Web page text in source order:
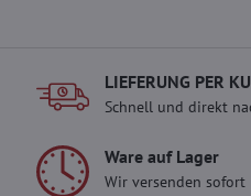
LIEFERUNG PER
Schnell und direkt
Ware auf Lager
Wir versenden sofort